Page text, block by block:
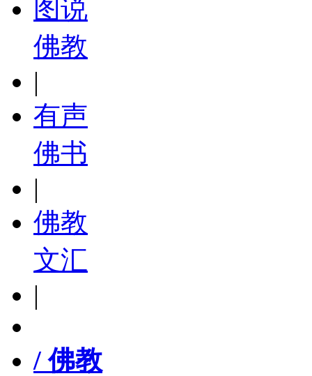
图说
佛教
|
有声
佛书
|
佛教
文汇
|
/ 佛教